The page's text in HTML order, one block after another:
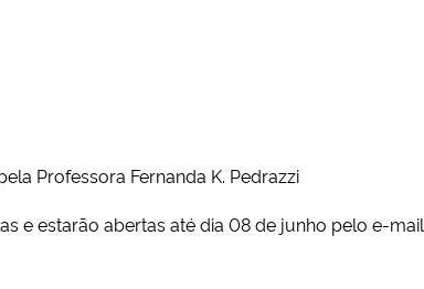
Professora Fernanda K. Pedrazzi
e estarão abertas até dia 08 de junho pelo e-mail